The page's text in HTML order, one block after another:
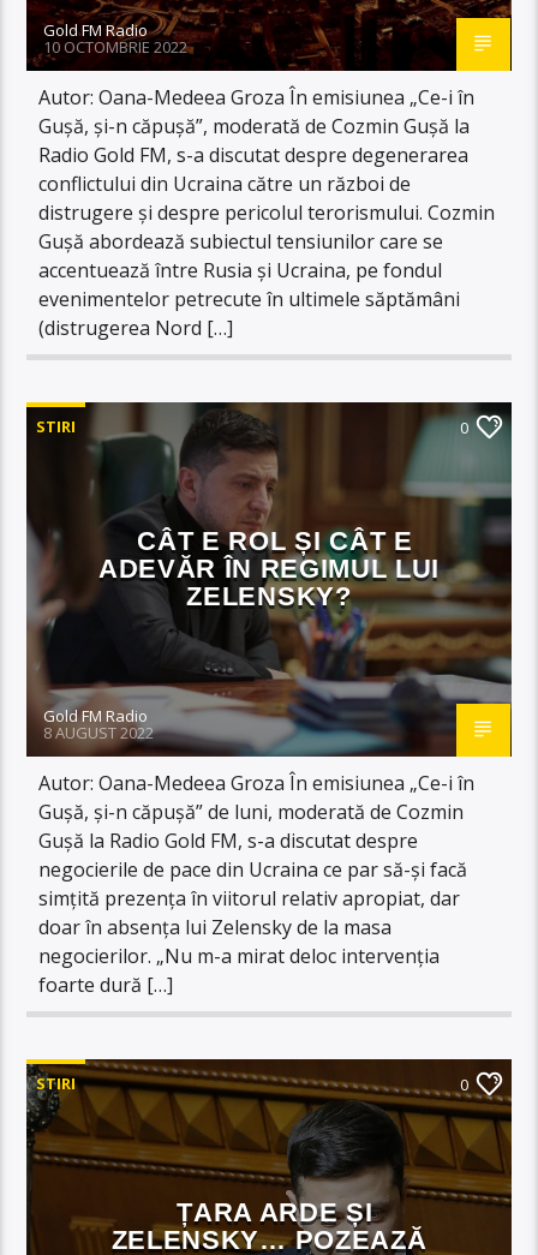
Gold FM Radio
10 OCTOMBRIE 2022
Autor: Oana-Medeea Groza În emisiunea „Ce-i în
Gușă, și-n căpușă”, moderată de Cozmin Gușă la
Radio Gold FM, s-a discutat despre degenerarea
conflictului din Ucraina către un război de
distrugere și despre pericolul terorismului. Cozmin
Gușă abordează subiectul tensiunilor care se
accentuează între Rusia și Ucraina, pe fondul
evenimentelor petrecute în ultimele săptămâni
(distrugerea Nord […]
STIRI 0
CÂT E ROL ȘI CÂT E
ADEVĂR ÎN REGIMUL LUI
ZELENSKY?
Gold FM Radio
8 AUGUST 2022
Autor: Oana-Medeea Groza În emisiunea „Ce-i în
Gușă, și-n căpușă” de luni, moderată de Cozmin
Gușă la Radio Gold FM, s-a discutat despre
negocierile de pace din Ucraina ce par să-și facă
simțită prezența în viitorul relativ apropiat, dar
doar în absența lui Zelensky de la masa
negocierilor. „Nu m-a mirat deloc intervenția
foarte dură […]
STIRI 0
ȚARA ARDE ȘI
ZELENSKY… POZEAZĂ